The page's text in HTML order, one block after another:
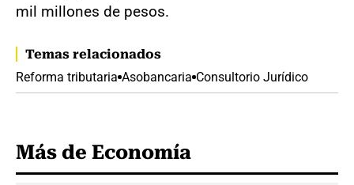
mil millones de pesos.
Temas relacionados
Reforma tributaria Asobancaria Consultorio Jurídico
Más de Economía